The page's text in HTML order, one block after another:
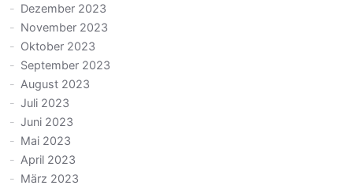
Dezember 2023
November 2023
Oktober 2023
September 2023
August 2023
Juli 2023
Juni 2023
Mai 2023
April 2023
März 2023